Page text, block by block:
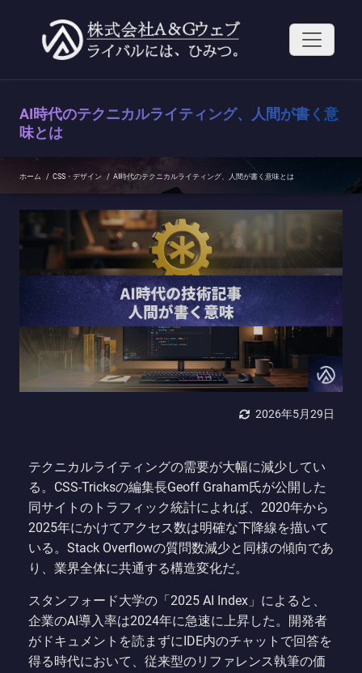
へ
AI時代のテクニカルライティング、人間が書く意
味とは
ホーム / CSS・デザイン / AI時代のテクニカルライティング、人間が書く意味とは
2026年5月29日
テクニカルライティングの需要が大幅に減少してい
る。CSS-Tricksの編集長Geoff Graham氏が公開した
同サイトのトラフィック統計によれば、2020年から
2025年にかけてアクセス数は明確な下降線を描いて
いる。Stack Overflowの質問数減少と同様の傾向であ
り、業界全体に共通する構造変化だ。
スタンフォード大学の「2025 AI Index」によると、
企業のAI導入率は2024年に急速に上昇した。開発者
がドキュメントを読まずにIDE内のチャットで回答を
得る時代において、従来型のリファレンス執筆の価